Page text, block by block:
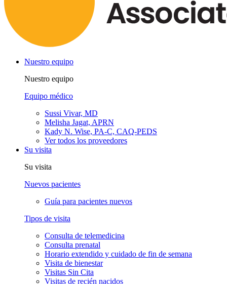
Nuestro equipo
Nuestro equipo
Equipo médico
Sussi Vivar, MD
Melisha Jagat, APRN
Kady N. Wise, PA-C, CAQ-PEDS
Ver todos los proveedores
Su visita
Su visita
Nuevos pacientes
Guía para pacientes nuevos
Tipos de visita
Consulta de telemedicina
Consulta prenatal
Horario extendido y cuidado de fin de semana
Visita de bienestar
Visitas Sin Cita
Visitas de recién nacidos